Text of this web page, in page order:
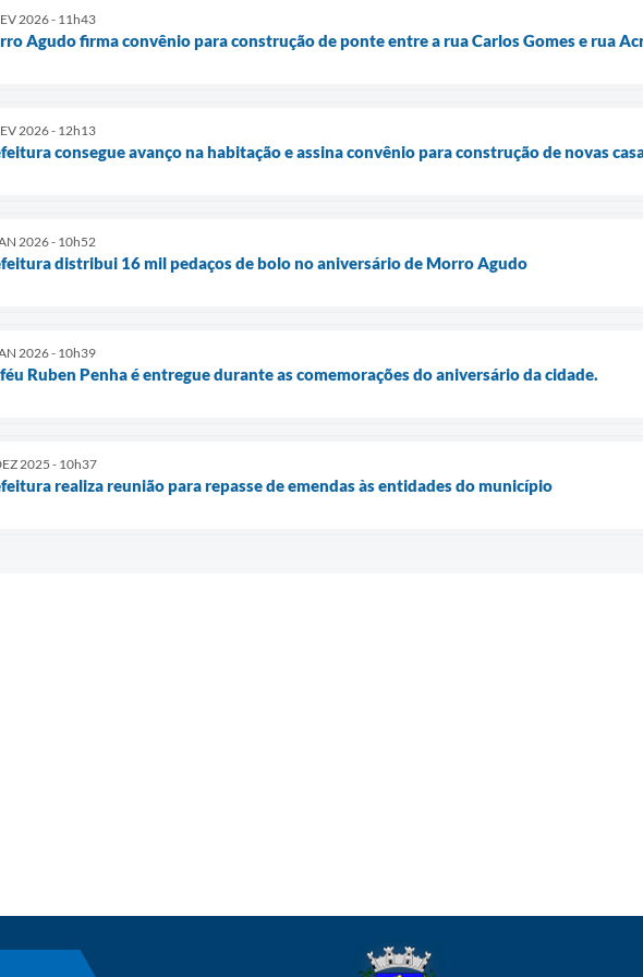
2026 - 11h43
Agudo firma convênio para construção de ponte entre a rua Carlos Gomes e rua
2026 - 12h13
consegue avanço na habitação e assina convênio para construção de novas
2026 - 10h52
distribui 16 mil pedaços de bolo no aniversário de Morro Agudo
2026 - 10h39
Ruben Penha é entregue durante as comemorações do aniversário da cidade.
2025 - 10h37
realiza reunião para repasse de emendas às entidades do município